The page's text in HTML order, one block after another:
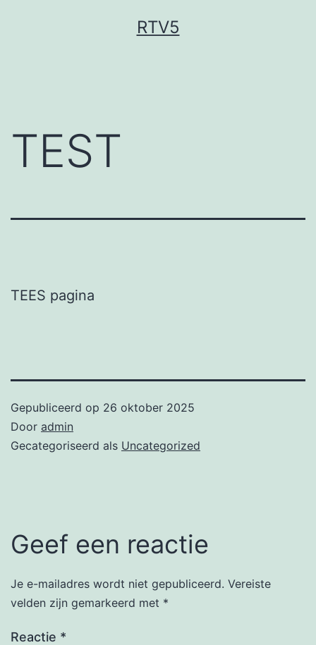
RTV5
TEST
TEES pagina
Gepubliceerd op 26 oktober 2025
Door admin
Gecategoriseerd als Uncategorized
Geef een reactie
Je e-mailadres wordt niet gepubliceerd. Vereiste
velden zijn gemarkeerd met *
Reactie *